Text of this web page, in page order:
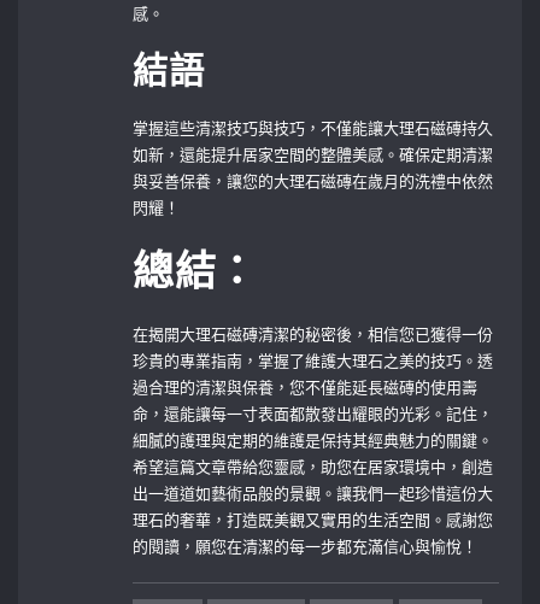
感。
結語
掌握這些清潔技巧與技巧，不僅能讓大理石磁磚持久
如新，還能提升居家空間的整體美感。確保定期清潔
與妥善保養，讓您的大理石磁磚在歲月的洗禮中依然
閃耀！
總結：
在揭開大理石磁磚清潔的秘密後，相信您已獲得一份
珍貴的專業指南，掌握了維護大理石之美的技巧。透
過合理的清潔與保養，您不僅能延長磁磚的使用壽
命，還能讓每一寸表面都散發出耀眼的光彩。記住，
細膩的護理與定期的維護是保持其經典魅力的關鍵。
希望這篇文章帶給您靈感，助您在居家環境中，創造
出一道道如藝術品般的景觀。讓我們一起珍惜這份大
理石的奢華，打造既美觀又實用的生活空間。感謝您
的閱讀，願您在清潔的每一步都充滿信心與愉悅！